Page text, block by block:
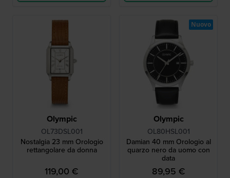
Olympic
OL73DSL001
Nostalgia 23 mm Orologio
rettangolare da donna
119,00 €
Olympic
OL80HSL001
Damian 40 mm Orologio al
quarzo nero da uomo con
data
89,95 €
Nuovo